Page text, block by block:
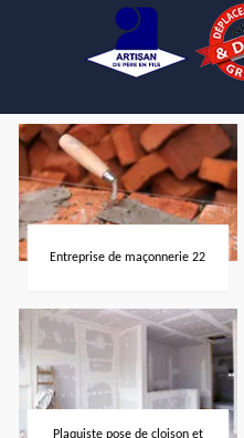
Entreprise de maçonnerie 22
Plaquiste pose de cloison et